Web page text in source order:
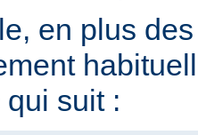
en plus
suit :